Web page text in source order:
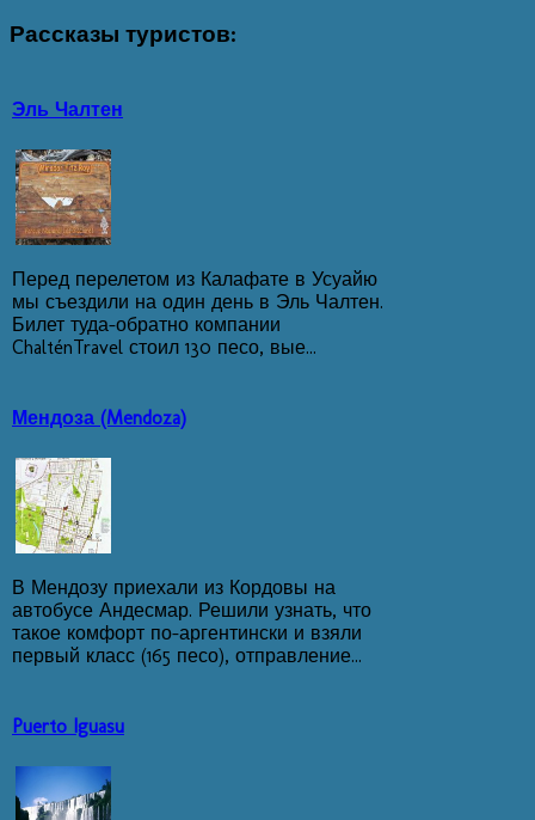
Рассказы туристов:
Эль Чалтен
Перед перелетом из Калафате в Усуайю
мы съездили на один день в Эль Чалтен.
Билет туда-обратно компании
ChalténTravel стоил 130 песо, вые...
Мендоза (Mendoza)
В Мендозу приехали из Кордовы на
автобусе Андесмар. Решили узнать, что
такое комфорт по-аргентински и взяли
первый класс (165 песо), отправление...
Puerto Iguasu